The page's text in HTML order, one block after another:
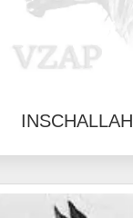
INSCHALLAH